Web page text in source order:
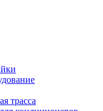
трасса